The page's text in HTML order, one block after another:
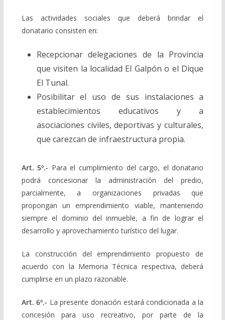
Las actividades sociales que deberá brindar el
donatario consisten en:
Recepcionar delegaciones de la Provincia
que visiten la localidad El Galpón o el Dique
El Tunal.
Posibilitar el uso de sus instalaciones a
establecimientos educativos y a
asociaciones civiles, deportivas y culturales,
que carezcan de infraestructura propia.
Art. 5º.- Para el cumplimiento del cargo, el donatario
podrá concesionar la administración del predio,
parcialmente, a organizaciones privadas que
propongan un emprendimiento viable, manteniendo
siempre el dominio del inmueble, a fin de lograr el
desarrollo y aprovechamiento turístico del lugar.
La construcción del emprendimiento propuesto de
acuerdo con la Memoria Técnica respectiva, deberá
cumplirse en un plazo razonable.
Art. 6º.- La presente donación estará condicionada a la
concesión para uso recreativo, por parte de la